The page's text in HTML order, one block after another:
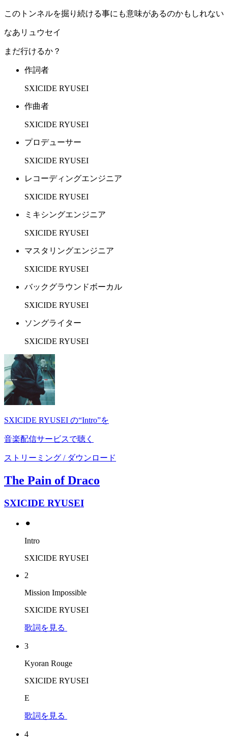
このトンネルを掘り続ける事にも意味があるのかもしれない
なあリュウセイ
まだ行けるか？
作詞者
SXICIDE RYUSEI
作曲者
SXICIDE RYUSEI
プロデューサー
SXICIDE RYUSEI
レコーディングエンジニア
SXICIDE RYUSEI
ミキシングエンジニア
SXICIDE RYUSEI
マスタリングエンジニア
SXICIDE RYUSEI
バックグラウンドボーカル
SXICIDE RYUSEI
ソングライター
SXICIDE RYUSEI
SXICIDE RYUSEI の“Intro”を
音楽配信サービスで聴く
ストリーミング / ダウンロード
The Pain of Draco
SXICIDE RYUSEI
⚫︎
Intro
SXICIDE RYUSEI
2
Mission Impossible
SXICIDE RYUSEI
歌詞を見る
3
Kyoran Rouge
SXICIDE RYUSEI
E
歌詞を見る
4